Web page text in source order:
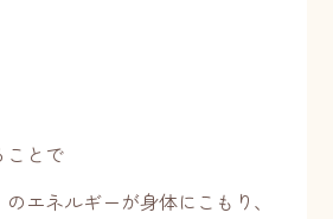
ことで
のエネルギーが身体にこもり、